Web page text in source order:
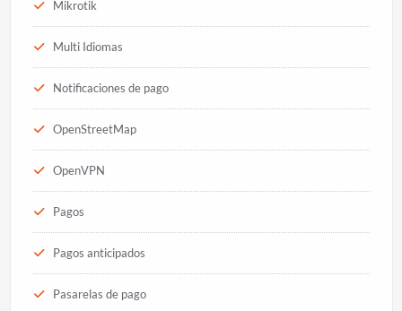
Mikrotik
Multi Idiomas
Notificaciones de pago
OpenStreetMap
OpenVPN
Pagos
Pagos anticipados
Pasarelas de pago